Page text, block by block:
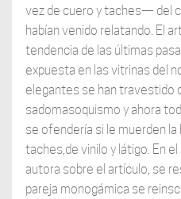
vez de cuero y taches— del
habían venido relatando. El
tendencia de las últimas
expuesta en las vitrinas del
elegantes se han travestido
sadomasoquismo y ahora
se ofendería si le muerden la
taches,de vinilo y látigo. En
autora sobre el artículo, se
pareja monogámica se